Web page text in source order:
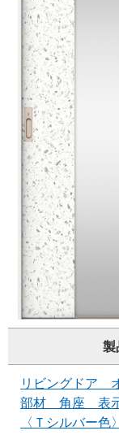
製
リビングドア
部材 角座 表
〈Ｔシルバー色〉